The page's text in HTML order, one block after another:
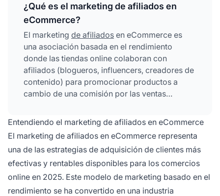
¿Qué es el marketing de afiliados en
eCommerce?
El marketing de afiliados en eCommerce es
una asociación basada en el rendimiento
donde las tiendas online colaboran con
afiliados (blogueros, influencers, creadores de
contenido) para promocionar productos a
cambio de una comisión por las ventas
seguimiento únicos para atraer clientes a la
tienda del comerciante, ganando un porcentaje
de los ingresos por cada compra exitosa.
Entendiendo el marketing de afiliados en eCommerce
El marketing de afiliados en eCommerce representa
una de las estrategias de adquisición de clientes más
efectivas y rentables disponibles para los comercios
online en 2025. Este modelo de marketing basado en el
rendimiento se ha convertido en una industria